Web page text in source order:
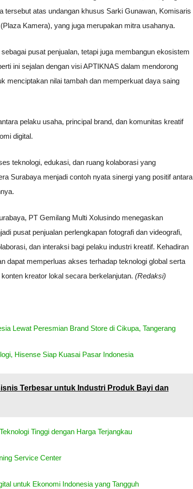
tersebut atas undangan khusus Sarki Gunawan, Komisaris
Kamera), yang juga merupakan mitra usahanya.
pusat penjualan, tetapi juga membangun ekosistem
ini sejalan dengan visi APTIKNAS dalam mendorong
menciptakan nilai tambah dan memperkuat daya saing
pelaku usaha, principal brand, dan komunitas kreatif
digital.
teknologi, edukasi, dan ruang kolaborasi yang
Surabaya menjadi contoh nyata sinergi yang positif antara
PT Gemilang Multi Xolusindo menegaskan
pusat penjualan perlengkapan fotografi dan videografi,
dan interaksi bagi pelaku industri kreatif. Kehadiran
dapat memperluas akses terhadap teknologi global serta
kreator lokal secara berkelanjutan. (Redaksi)
Lewat Peresmian Brand Store di Cikupa, Tangerang
Hisense Siap Kuasai Pasar Indonesia
Terbesar untuk Industri Produk Bayi dan
Tinggi dengan Harga Terjangkau
Service Center
untuk Ekonomi Indonesia yang Tangguh